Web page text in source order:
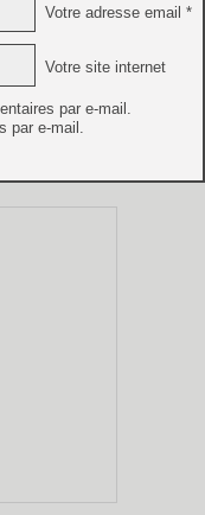
Votre adresse email *
Votre site internet
par e-mail.
par e-mail.